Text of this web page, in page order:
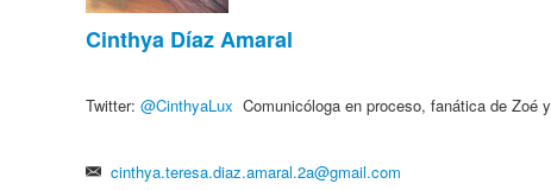
Cinthya Díaz Amaral
Twitter: @CinthyaLux Comunicóloga en proceso, fanática de Zoé y
cinthya.teresa.diaz.amaral.2a@gmail.com